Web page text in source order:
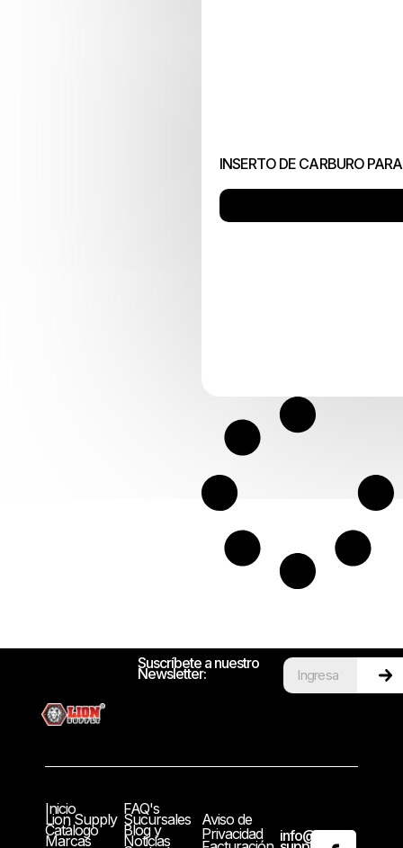
INSERTO DE CARBURO
Suscríbete a nuestro
Newsletter:
Inicio
Lion Supply
Catálogo
Marcas
FAQ's
Sucursales
Blog y
Noticias
Aviso de
Privacidad
info@lion-